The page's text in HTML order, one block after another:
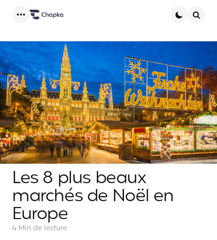
Les 8 plus beaux
marchés de Noël en
Europe
4 Min de lecture